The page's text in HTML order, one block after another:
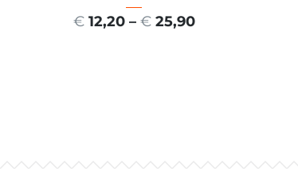
€ 12,20 – € 25,90